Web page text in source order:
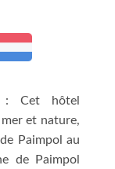
Cet hôtel
et nature,
Paimpol au
de Paimpol